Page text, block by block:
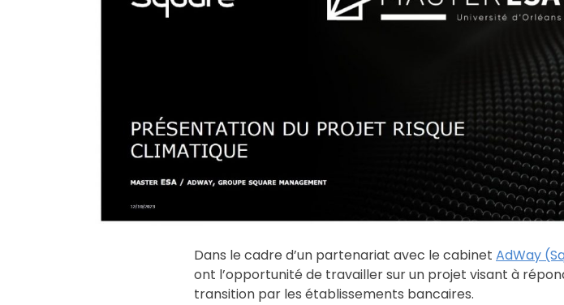
Dans le cadre d’un partenariat avec le cabinet AdWay
ont l’opportunité de travailler sur un projet visant à
transition par les établissements bancaires.